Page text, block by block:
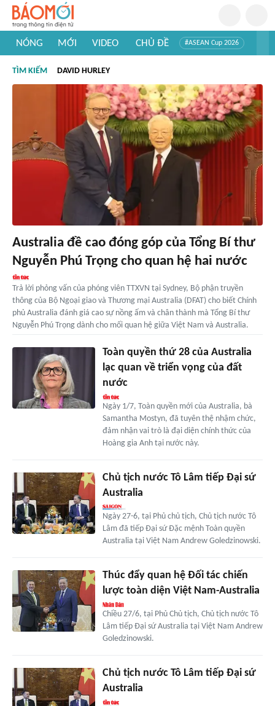
NÓNG MỚI VIDEO CHỦ ĐỀ #ASEAN Cup 2026
#Khám phá thế giới
TÌM KIẾM DAVID HURLEY
Australia đề cao đóng góp của Tổng Bí thư
Nguyễn Phú Trọng cho quan hệ hai nước
Trả lời phỏng vấn của phóng viên TTXVN tại Sydney, Bộ phận truyền
thông của Bộ Ngoại giao và Thương mại Australia (DFAT) cho biết Chính
phủ Australia đánh giá cao sự nồng ấm và chân thành mà Tổng Bí thư
Nguyễn Phú Trọng dành cho mối quan hệ giữa Việt Nam và Australia.
Toàn quyền thứ 28 của Australia
lạc quan về triển vọng của đất
nước
Ngày 1/7, Toàn quyền mới của Australia, bà
Samantha Mostyn, đã tuyên thệ nhậm chức,
đảm nhận vai trò là đại diện chính thức của
Hoàng gia Anh tại nước này.
Chủ tịch nước Tô Lâm tiếp Đại sứ
Australia
Ngày 27-6, tại Phủ chủ tịch, Chủ tịch nước Tô
Lâm đã tiếp Đại sứ Đặc mệnh Toàn quyền
Australia tại Việt Nam Andrew Goledzinowski.
Thúc đẩy quan hệ Đối tác chiến
lược toàn diện Việt Nam-Australia
Chiều 27/6, tại Phủ Chủ tịch, Chủ tịch nước Tô
Lâm tiếp Đại sứ Australia tại Việt Nam Andrew
Goledzinowski.
Chủ tịch nước Tô Lâm tiếp Đại sứ
Australia